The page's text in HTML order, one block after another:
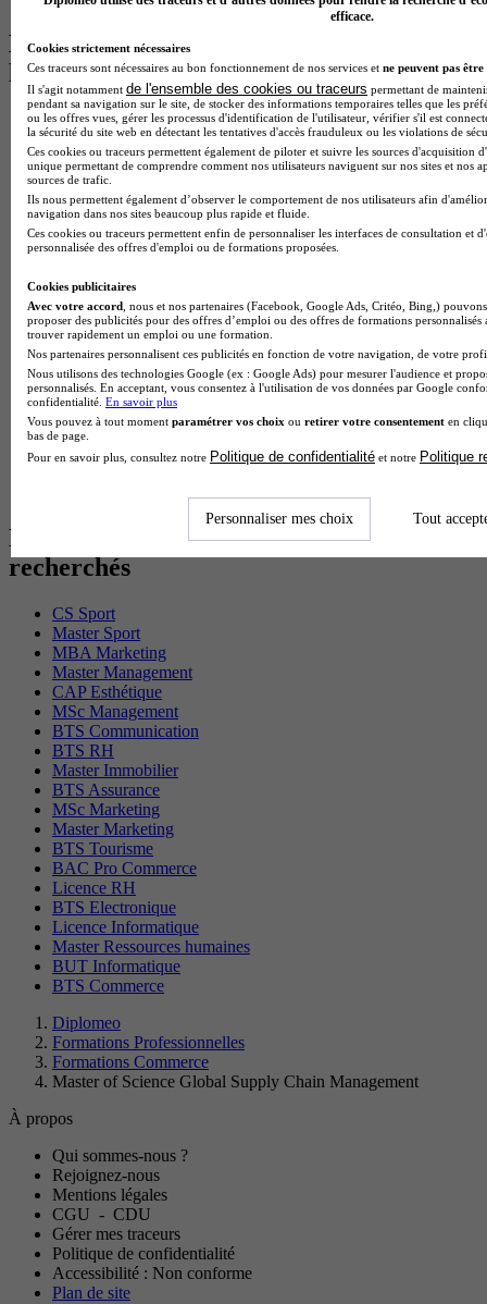
Les intitulés de diplôme par alternance
les plus recherchés
BTS Esf en alternance
BTS Dietetique en alternance
BTS Mco en alternance
BTS Pi en alternance
BTS Sp3s en alternance
Master CCA en alternance
BTS Ndrc en alternance
BTS Sam en alternance
BTS Sio en alternance
MSc Marketing Digital en alternance
BTS Gpme en alternance
Cap Electricien en alternance
BTS Gpn en alternance
BTS Domotique en alternance
BAC Pro Agora en alternance
BTS Sta en alternance
BTS Iris en alternance
Les diplômes par filière les plus
recherchés
CS Sport
Master Sport
MBA Marketing
Master Management
CAP Esthétique
MSc Management
BTS Communication
BTS RH
Master Immobilier
BTS Assurance
MSc Marketing
Master Marketing
BTS Tourisme
BAC Pro Commerce
Licence RH
BTS Electronique
Licence Informatique
Master Ressources humaines
BUT Informatique
BTS Commerce
Diplomeo
Formations Professionnelles
Formations Commerce
Master of Science Global Supply Chain Management
À propos
Qui sommes-nous ?
Rejoignez-nous
Mentions légales
CGU - CDU
Gérer mes traceurs
Politique de confidentialité
Accessibilité : Non conforme
Plan de site
efficace.
Cookies strictement nécessaires
Ces traceurs sont nécessaires au bon fonctionnement de nos services et ne peuvent pas être
Il s'agit notamment de l'ensemble des cookies ou traceurs permettant de
pendant sa navigation sur le site, de stocker des informations temporaires telles que les
ou les offres vues, gérer les processus d'identification de l'utilisateur, vérifier s'il est
la sécurité du site web en détectant les tentatives d'accès frauduleux ou les violations de
Ces cookies ou traceurs permettent également de piloter et suivre les sources d'acquisition
unique permettant de comprendre comment nos utilisateurs naviguent sur nos sites et nos
sources de trafic.
Ils nous permettent également d’observer le comportement de nos utilisateurs afin
navigation dans nos sites beaucoup plus rapide et fluide.
Ces cookies ou traceurs permettent enfin de personnaliser les interfaces de consultation et
personnalisée des offres d'emploi ou de formations proposées.
Cookies publicitaires
Avec votre accord , nous et nos partenaires (Facebook, Google Ads, Critéo, Bing,)
proposer des publicités pour des offres d’emploi ou des offres de formations
trouver rapidement un emploi ou une formation.
Nos partenaires personnalisent ces publicités en fonction de votre navigation, de votre
Nous utilisons des technologies Google (ex : Google Ads) pour mesurer l'audience et
personnalisés. En acceptant, vous consentez à l'utilisation de vos données par Google
confidentialité. En savoir plus
Vous pouvez à tout moment paramétrer vos choix ou retirer votre consentement en
bas de page.
Pour en savoir plus, consultez notre Politique de confidentialité et notre Politique
Personnaliser mes choix Tout